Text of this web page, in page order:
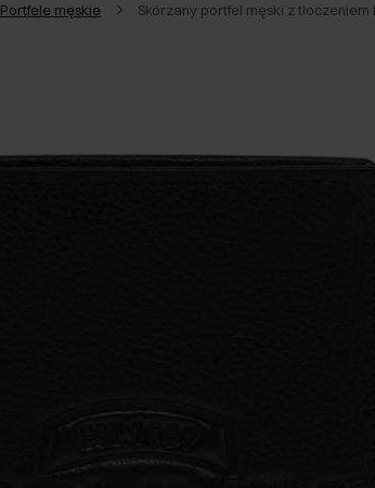
Portfele męskie Skórzany portfel męski z tłoczeniem